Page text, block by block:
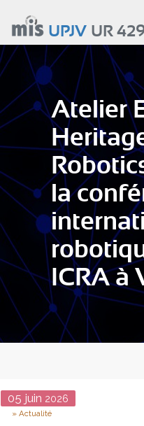
contenu
principal
UPJVUR
Atelier
la
ICRA à
Date
05 juin 2026
Type
Actualité